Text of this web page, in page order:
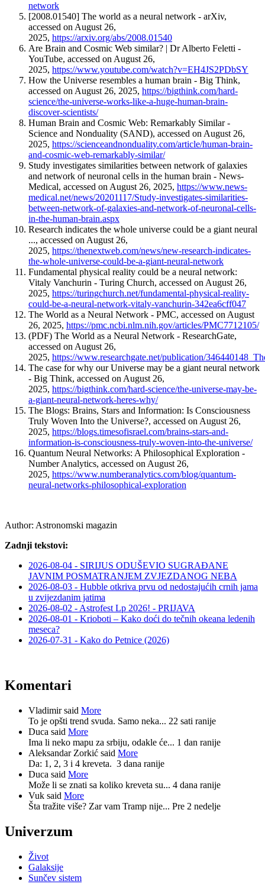
network
[2008.01540] The world as a neural network - arXiv,
accessed on August 26,
2025, https://arxiv.org/abs/2008.01540
Are Brain and Cosmic Web similar? | Dr Alberto Feletti -
YouTube, accessed on August 26,
2025, https://www.youtube.com/watch?v=EH4JS2PDbSY
How the Universe resembles a human brain - Big Think,
accessed on August 26, 2025, https://bigthink.com/hard-
science/the-universe-works-like-a-huge-human-brain-
discover-scientists/
Human Brain and Cosmic Web: Remarkably Similar -
Science and Nonduality (SAND), accessed on August 26,
2025, https://scienceandnonduality.com/article/human-brain-
and-cosmic-web-remarkably-similar/
Study investigates similarities between network of galaxies
and network of neuronal cells in the human brain - News-
Medical, accessed on August 26, 2025, https://www.news-
medical.net/news/20201117/Study-investigates-similarities-
between-network-of-galaxies-and-network-of-neuronal-cells-
in-the-human-brain.aspx
Research indicates the whole universe could be a giant neural
..., accessed on August 26,
2025, https://thenextweb.com/news/new-research-indicates-
the-whole-universe-could-be-a-giant-neural-network
Fundamental physical reality could be a neural network:
Vitaly Vanchurin - Turing Church, accessed on August 26,
2025, https://turingchurch.net/fundamental-physical-reality-
could-be-a-neural-network-vitaly-vanchurin-342ea6cff047
The World as a Neural Network - PMC, accessed on August
26, 2025, https://pmc.ncbi.nlm.nih.gov/articles/PMC7712105/
(PDF) The World as a Neural Network - ResearchGate,
accessed on August 26,
2025, https://www.researchgate.net/publication/
The case for why our Universe may be a giant neural network
- Big Think, accessed on August 26,
2025, https://bigthink.com/hard-science/the-universe-may-be-
a-giant-neural-network-heres-why/
The Blogs: Brains, Stars and Information: Is Consciousness
Truly Woven Into the Universe?, accessed on August 26,
2025, https://blogs.timesofisrael.com/brains-stars-and-
information-is-consciousness-truly-woven-into-the-universe/
Quantum Neural Networks: A Philosophical Exploration -
Number Analytics, accessed on August 26,
2025, https://www.numberanalytics.com/blog/quantum-
neural-networks-philosophical-exploration
Author: Astronomski magazin
Zadnji tekstovi:
2026-08-04 - SIRIJUS ODUŠEVIO SUGRAĐANE
JAVNIM POSMATRANJEM ZVJEZDANOG NEBA
2026-08-03 - Hubble otkriva prvu od nedostajućih crnih jama
u zvijezdanim jatima
2026-08-02 - Astrofest Lp 2026! - PRIJAVA
2026-08-01 - Krioboti – Kako doći do tečnih okeana ledenih
meseca?
2026-07-31 - Kako do Petnice (2026)
Komentari
Vladimir said More
To je opšti trend svuda. Samo neka... 22 sati ranije
Duca said More
Ima li neko mapu za srbiju, odakle će... 1 dan ranije
Aleksandar Zorkić said More
Da: 1, 2, 3 i 4 kreveta. 3 dana ranije
Duca said More
Može li se znati sa koliko kreveta su... 4 dana ranije
Vuk said More
Šta tražite više? Zar vam Tramp nije... Pre 2 nedelje
Univerzum
Život
Galaksije
Sunčev sistem